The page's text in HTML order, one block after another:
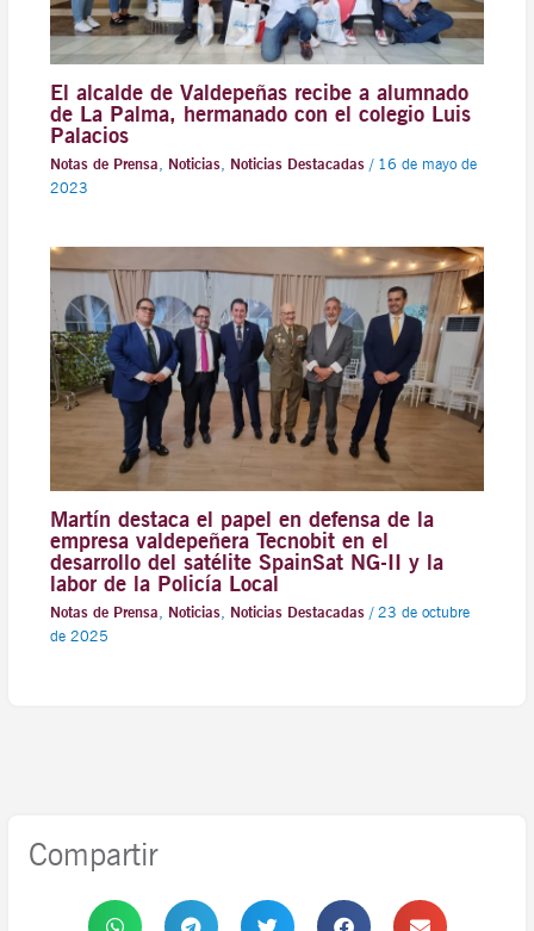
El alcalde de Valdepeñas recibe a alumnado
de La Palma, hermanado con el colegio Luis
Palacios
Notas de Prensa Noticias, Noticias Destacadas/ 16 de mayo de
2023
Martín destaca el papel en defensa de la
empresa valdepeñera Tecnobit en el
desarrollo del satélite SpainSat NG-II y la
labor de la Policía Local
Notas de Prensa Noticias, Noticias Destacadas/ 23 de octubre
de 2025
Compartir